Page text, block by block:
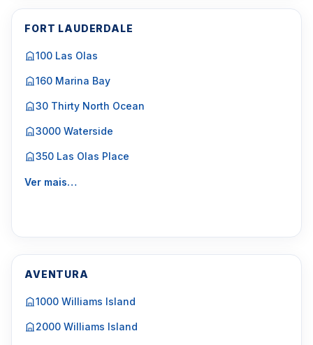
FORT LAUDERDALE
100 Las Olas
160 Marina Bay
30 Thirty North Ocean
3000 Waterside
350 Las Olas Place
Ver mais…
AVENTURA
1000 Williams Island
2000 Williams Island